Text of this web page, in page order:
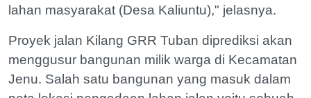
lahan masyarakat (Desa Kaliuntu)," jelasnya.
Proyek jalan Kilang GRR Tuban diprediksi akan
menggusur bangunan milik warga di Kecamatan
Jenu. Salah satu bangunan yang masuk dalam